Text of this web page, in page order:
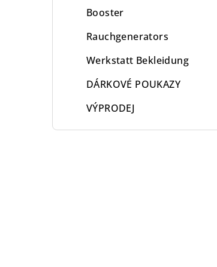
Booster
Rauchgenerators
Werkstatt Bekleidung
DÁRKOVÉ POUKAZY
VÝPRODEJ